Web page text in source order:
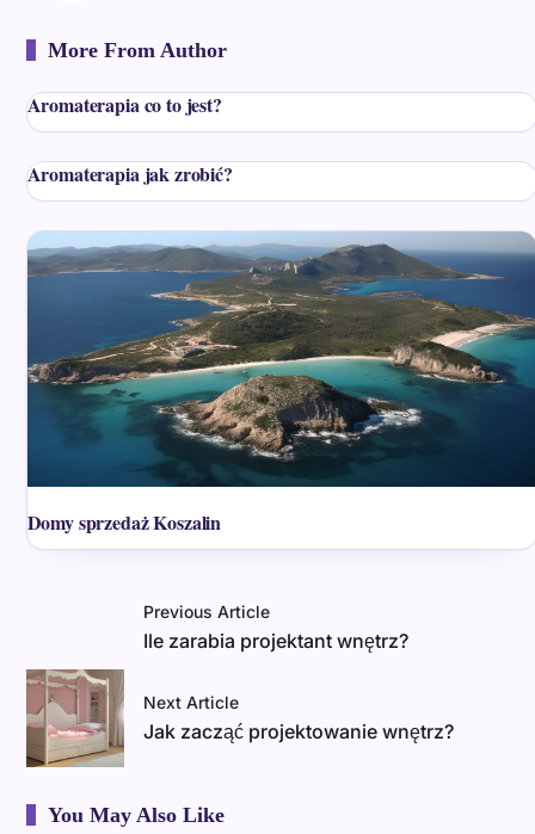
More From Author
Aromaterapia co to jest?
Aromaterapia jak zrobić?
Domy sprzedaż Koszalin
Previous Article
Ile zarabia projektant wnętrz?
Next Article
Jak zacząć projektowanie wnętrz?
You May Also Like